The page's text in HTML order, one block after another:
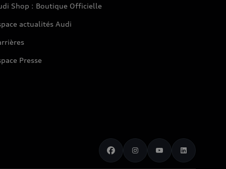
Shop : Boutique Officielle
actualités Audi
Presse